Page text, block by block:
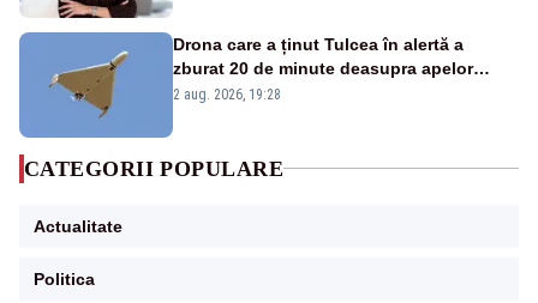
Drona care a ținut Tulcea în alertă a
zburat 20 de minute deasupra apelor
României. Au fost ridicate două F-16
2 aug. 2026, 19:28
CATEGORII POPULARE
Actualitate
Politica